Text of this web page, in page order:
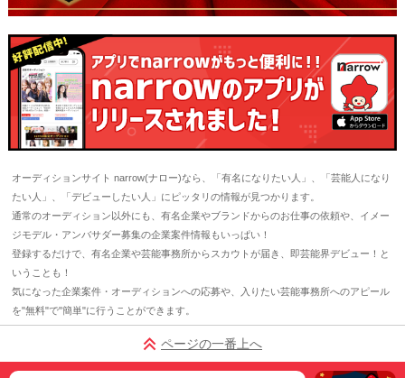
オーディションサイト narrow(ナロー)なら、「有名になりたい人」、「芸能人になり
たい人」、「デビューしたい人」にピッタリの情報が見つかります。
通常のオーディション以外にも、有名企業やブランドからのお仕事の依頼や、イメー
ジモデル・アンバサダー募集の企業案件情報もいっぱい！
登録するだけで、有名企業や芸能事務所からスカウトが届き、即芸能界デビュー！と
いうことも！
気になった企業案件・オーディションへの応募や、入りたい芸能事務所へのアピール
を"無料"で"簡単"に行うことができます。
ページの一番上へ